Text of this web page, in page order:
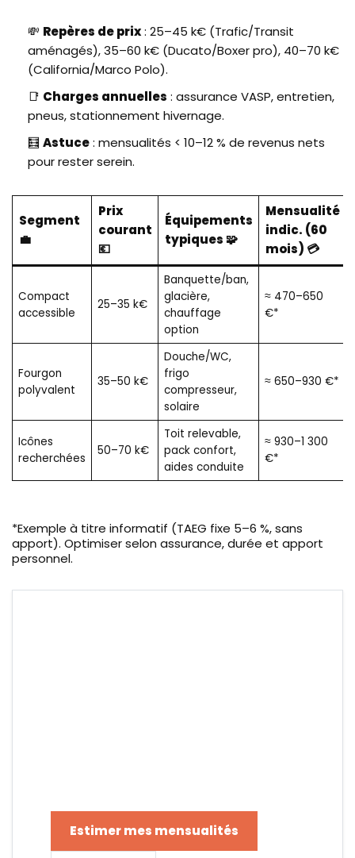
💸 Repères de prix: 25–45 k€ (Trafic/Transit
aménagés), 35–60 k€ (Ducato/Boxer pro), 40–70 k€
(California/Marco Polo).
📑 Charges annuelles : assurance VASP, entretien,
pneus, stationnement hivernage.
🧮 Astuce: mensualités < 10–12 % de revenus nets
pour rester serein.
Segment
💼
Prix
courant
💶
Équipements
typiques 🧩
Mensualité
indic. (60
mois) 💳
Compact
accessible
25–35 k€
Banquette/ban,
glacière,
chauffage
option
≈ 470–650
€*
Fourgon
polyvalent
35–50 k€
Douche/WC,
frigo
compresseur,
solaire
≈ 650–930 €*
Icônes
recherchées
50–70 k€
Toit relevable,
pack confort,
aides conduite
≈ 930–1 300
€*
*Exemple à titre informatif (TAEG fixe 5–6 %, sans
apport). Optimiser selon assurance, durée et apport
personnel.
Estimer mes mensualités